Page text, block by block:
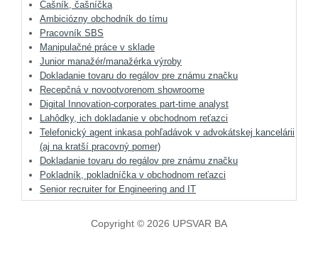
Čašník, čašníčka
Ambiciózny obchodník do tímu
Pracovník SBS
Manipulačné práce v sklade
Junior manažér/manažérka výroby
Dokladanie tovaru do regálov pre známu značku
Recepčná v novootvorenom showroome
Digital Innovation-corporates part-time analyst
Lahôdky, ich dokladanie v obchodnom reťazci
Telefonický agent inkasa pohľadávok v advokátskej kancelárii
(aj na kratší pracovný pomer)
Dokladanie tovaru do regálov pre známu značku
Pokladník, pokladníčka v obchodnom reťazci
Senior recruiter for Engineering and IT
Copyright © 2026 UPSVAR BA